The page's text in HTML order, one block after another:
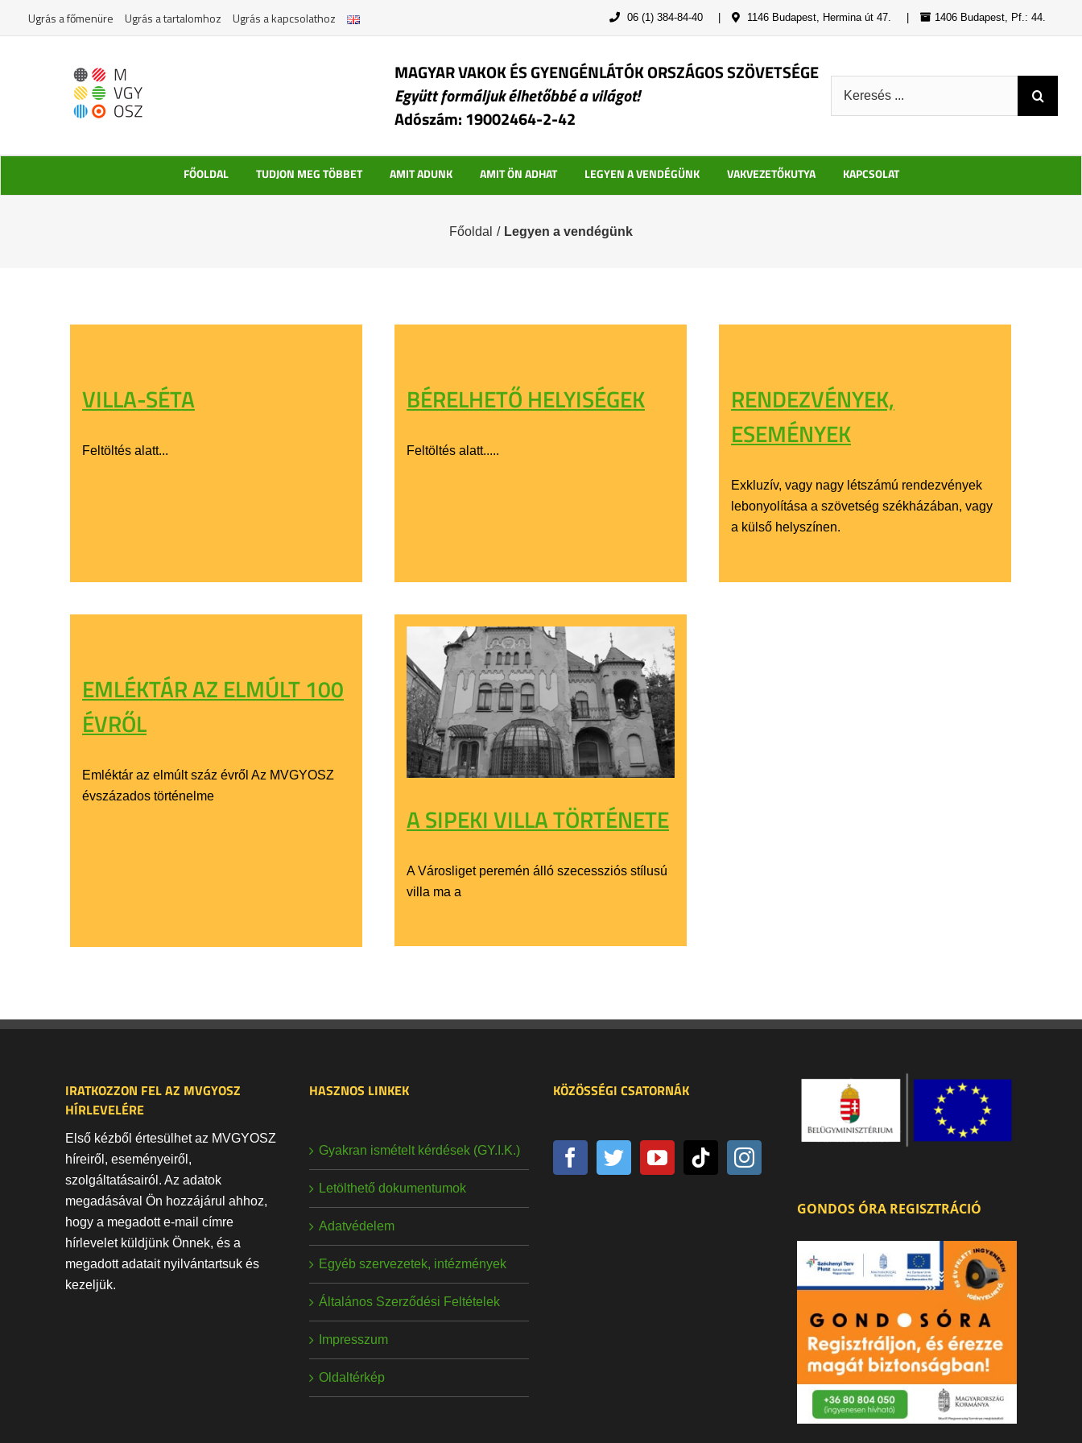
Ugrás a főmenüre Ugrás a tartalomhoz Ugrás a kapcsolathoz 06 (1) 384-84-40 1146 Budapest, Hermina út 47. 1406 Budapest, Pf.: 44.
MAGYAR VAKOK ÉS GYENGÉNLÁTÓK ORSZÁGOS SZÖVETSÉGE
Együtt formáljuk élhetőbbé a világot!
Adószám: 19002464-2-42
FŐOLDAL TUDJON MEG TÖBBET AMIT ADUNK AMIT ÖN ADHAT LEGYEN A VENDÉGÜNK VAKVEZETŐKUTYA KAPCSOLAT
Főoldal / Legyen a vendégünk
VILLA-SÉTA
Feltöltés alatt...
BÉRELHETŐ HELYISÉGEK
Feltöltés alatt.....
RENDEZVÉNYEK,
ESEMÉNYEK
Exkluzív, vagy nagy létszámú rendezvények
lebonyolítása a szövetség székházában, vagy
a külső helyszínen.
EMLÉKTÁR AZ ELMÚLT 100
ÉVRŐL
Emléktár az elmúlt száz évről Az MVGYOSZ
évszázados történelme
A SIPEKI VILLA TÖRTÉNETE
A Városliget peremén álló szecessziós stílusú
villa ma a
IRATKOZZON FEL AZ MVGYOSZ
HÍRLEVELÉRE
Első kézből értesülhet az MVGYOSZ
híreiről, eseményeiről,
szolgáltatásairól. Az adatok
megadásával Ön hozzájárul ahhoz,
hogy a megadott e-mail címre
hírlevelet küldjünk Önnek, és a
megadott adatait nyilvántartsuk és
kezeljük.
HASZNOS LINKEK
Gyakran ismételt kérdések (GY.I.K.)
Letölthető dokumentumok
Adatvédelem
Egyéb szervezetek, intézmények
Általános Szerződési Feltételek
Impresszum
Oldaltérkép
KÖZÖSSÉGI CSATORNÁK
GONDOS ÓRA REGISZTRÁCIÓ